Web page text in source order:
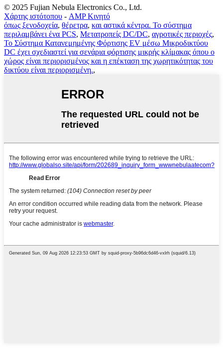
© 2025 Fujian Nebula Electronics Co., Ltd.
Χάρτης ιστότοπου - AMP Κινητό
όπως ξενοδοχεία, θέρετρα, και αστικά κέντρα. Το σύστημα
περιλαμβάνει ένα PCS, Μετατροπείς DC/DC, αγροτικές περιοχές,
Το Σύστημα Κατανεμημένης Φόρτισης EV μέσω Μικροδικτύου
DC έχει σχεδιαστεί για σενάρια φόρτισης μικρής κλίμακας όπου ο
χώρος είναι περιορισμένος και η επέκταση της χωρητικότητας του
δικτύου είναι περιορισμένη.,